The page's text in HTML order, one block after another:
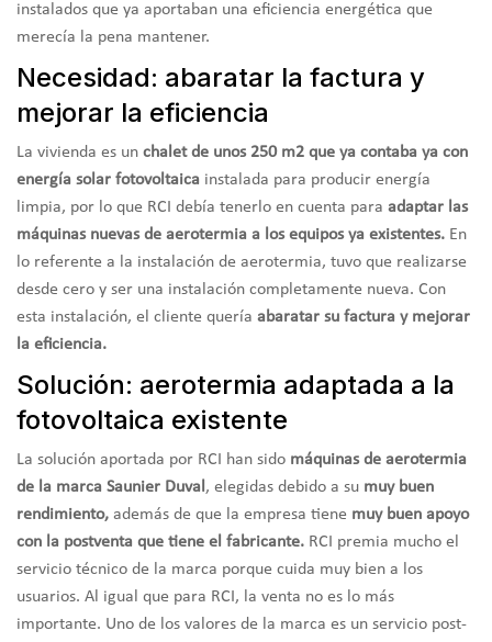
instalados que ya aportaban una eficiencia energética que
merecía la pena mantener.
Necesidad: abaratar la factura y
mejorar la eficiencia
La vivienda es un chalet de unos 250 m2 que ya contaba ya con
energía solar fotovoltaica instalada para producir energía
limpia, por lo que RCI debía tenerlo en cuenta para adaptar las
máquinas nuevas de aerotermia a los equipos ya existentes. En
lo referente a la instalación de aerotermia, tuvo que realizarse
desde cero y ser una instalación completamente nueva. Con
esta instalación, el cliente quería abaratar su factura y mejorar
la eficiencia.
Solución: aerotermia adaptada a la
fotovoltaica existente
La solución aportada por RCI han sido máquinas de aerotermia
de la marca Saunier Duval , elegidas debido a su muy buen
rendimiento, además de que la empresa tiene muy buen apoyo
con la postventa que tiene el fabricante. RCI premia mucho el
servicio técnico de la marca porque cuida muy bien a los
usuarios. Al igual que para RCI, la venta no es lo más
importante. Uno de los valores de la marca es un servicio post-